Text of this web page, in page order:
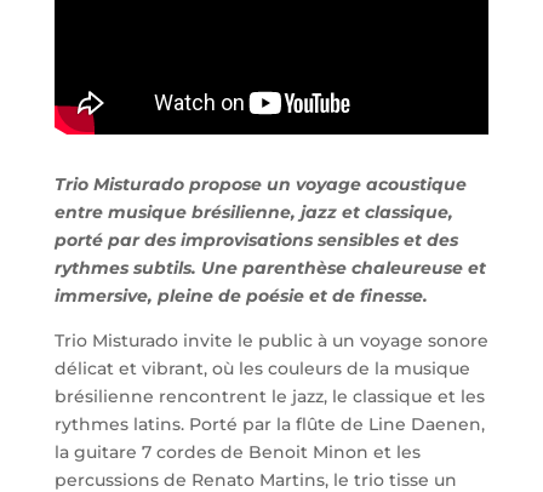
Trio Misturado propose un voyage acoustique
entre musique brésilienne, jazz et classique,
porté par des improvisations sensibles et des
rythmes subtils. Une parenthèse chaleureuse et
immersive, pleine de poésie et de finesse.
Trio Misturado invite le public à un voyage sonore
délicat et vibrant, où les couleurs de la musique
brésilienne rencontrent le jazz, le classique et les
rythmes latins. Porté par la flûte de Line Daenen,
la guitare 7 cordes de Benoit Minon et les
percussions de Renato Martins, le trio tisse un